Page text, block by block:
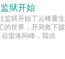
狱开始
监狱开始丁云峰重生
的世界，开局救下跛
雷洛阿峰，我说
机会留给豪哥吧。丁